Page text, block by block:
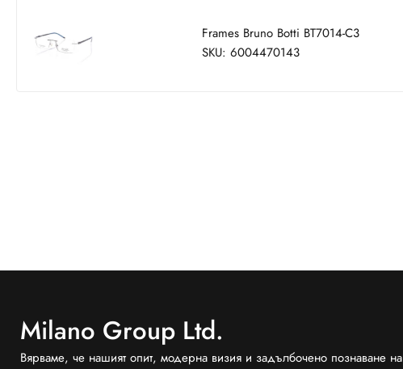
Frames Bruno Botti BT7014-C3
SKU: 6004470143
Milano Group Ltd.
Вярваме, че нашият опит, модерна визия и задълбочено познаване на